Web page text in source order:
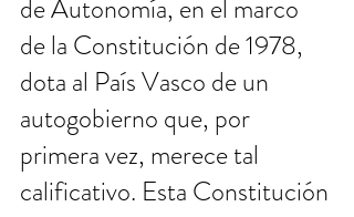
de Autonomía, en el marco
de la Constitución de 1978,
dota al País Vasco de un
autogobierno que, por
primera vez, merece tal
calificativo. Esta Constitución